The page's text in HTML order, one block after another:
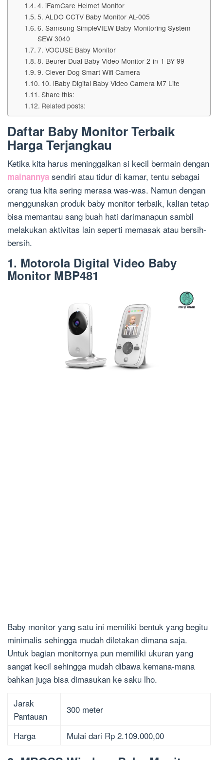
4. iFamCare Helmet Monitor
5. ALDO CCTV Baby Monitor AL-005
6. Samsung SimpleVIEW Baby Monitoring System
SEW 3040
7. VOCUSE Baby Monitor
8. Beurer Dual Baby Video Monitor 2-in-1 BY 99
9. Clever Dog Smart Wifi Camera
10. iBaby Digital Baby Video Camera M7 Lite
Share this:
Related posts:
Daftar Baby Monitor Terbaik
Harga Terjangkau
Ketika kita harus meninggalkan si kecil bermain dengan
mainannya sendiri atau tidur di kamar, tentu sebagai
orang tua kita sering merasa was-was. Namun dengan
menggunakan produk baby monitor terbaik, kalian tetap
bisa memantau sang buah hati darimanapun sambil
melakukan aktivitas lain seperti memasak atau bersih-
bersih.
1. Motorola Digital Video Baby
Monitor MBP481
Baby monitor yang satu ini memiliki bentuk yang begitu
minimalis sehingga mudah diletakan dimana saja.
Untuk bagian monitornya pun memiliki ukuran yang
sangat kecil sehingga mudah dibawa kemana-mana
bahkan juga bisa dimasukan ke saku lho.
Jarak
Pantauan
300 meter
Harga Mulai dari Rp 2.109.000,00